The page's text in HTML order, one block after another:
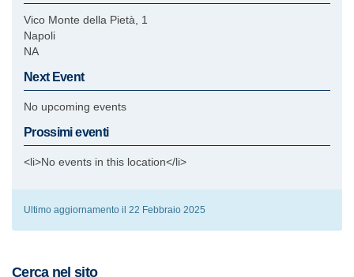
Vico Monte della Pietà, 1
Napoli
NA
Next Event
No upcoming events
Prossimi eventi
<li>No events in this location</li>
Ultimo aggiornamento il 22 Febbraio 2025
Cerca nel sito